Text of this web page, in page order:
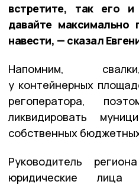
встретите, так его
давайте максимально
навести, — сказал
Напомним,
у контейнерных
регоператора,
ликвидировать
собственных
Руководитель
юридические лица